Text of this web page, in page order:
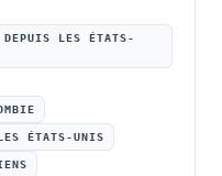
DEPUIS LES ÉTATS-
ÉTATS-UNIS